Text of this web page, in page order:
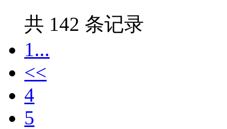
共 142 条记录
1...
<<
4
5